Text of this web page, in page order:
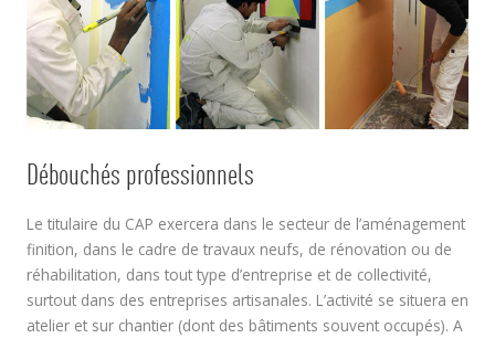
Débouchés professionnels
Le titulaire du CAP exercera dans le secteur de l’aménagement
finition, dans le cadre de travaux neufs, de rénovation ou de
réhabilitation, dans tout type d’entreprise et de collectivité,
surtout dans des entreprises artisanales. L’activité se situera en
atelier et sur chantier (dont des bâtiments souvent occupés). A